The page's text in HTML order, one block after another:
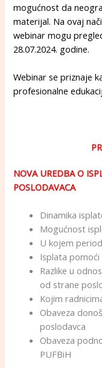
mogućnost da
materijal. Na ovaj
webinar mogu
28.07.2024. godine.
Webinar se priznaje
profesionalne
NOVA UREDBA O
POSLODAVACA
Dinamika
Mogućnost
U kojem
Isplata pomoći
Razlike u
od strane
Kojim
Obaveza
poslodavca
Obaveza
PUFBiH